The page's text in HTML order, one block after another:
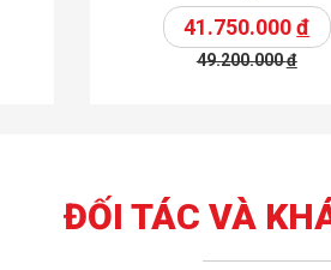
41.750.000đ
49.200.000đ
ĐỐI TÁC VÀ